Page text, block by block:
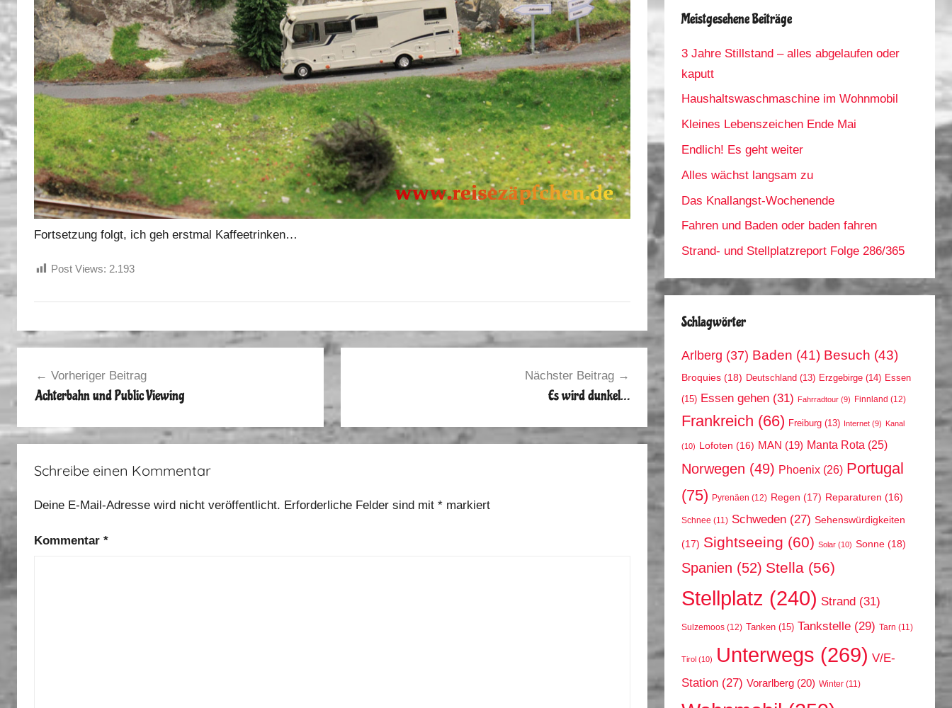
Fortsetzung folgt, ich geh erstmal Kaffeetrinken…
Post Views: 2.193
m
m
r
r
a
b
Vorheriger Beitrag
Achterbahn und Public Viewing
Nächster Beitrag
Es wird dunkel…
Schreibe einen Kommentar
Deine E-Mail-Adresse wird nicht veröffentlicht. Erforderliche Felder sind mit * markiert
Kommentar *
Meistgesehene Beiträge
3 Jahre Stillstand – alles abgelaufen oder
kaputt
Haushaltswaschmaschine im Wohnmobil
Kleines Lebenszeichen Ende Mai
Endlich! Es geht weiter
Alles wächst langsam zu
Das Knallangst-Wochenende
Fahren und Baden oder baden fahren
Strand- und Stellplatzreport Folge 286/365
Schlagwörter
Arlberg (37) Baden (41) Besuch (43)
Broquies (18) Deutschland (13) Erzgebirge (14) Essen
(15) Essen gehen (31) Fahrradtour (9) Finnland (12)
Frankreich (66) Freiburg (13) Internet (9) Kanal
(10) Lofoten (16) MAN (19) Manta Rota (25)
Norwegen (49) Phoenix (26) Portugal
(75) Pyrenäen (12) Regen (17) Reparaturen (16)
Schnee (11) Schweden (27) Sehenswürdigkeiten
(17) Sightseeing (60) Solar (10) Sonne (18)
Spanien (52) Stella (56)
Stellplatz (240) Strand (31)
Sulzemoos (12) Tanken (15) Tankstelle (29) Tarn (11)
Tirol (10) Unterwegs (269) V/E-
Station (27) Vorarlberg (20) Winter (11)